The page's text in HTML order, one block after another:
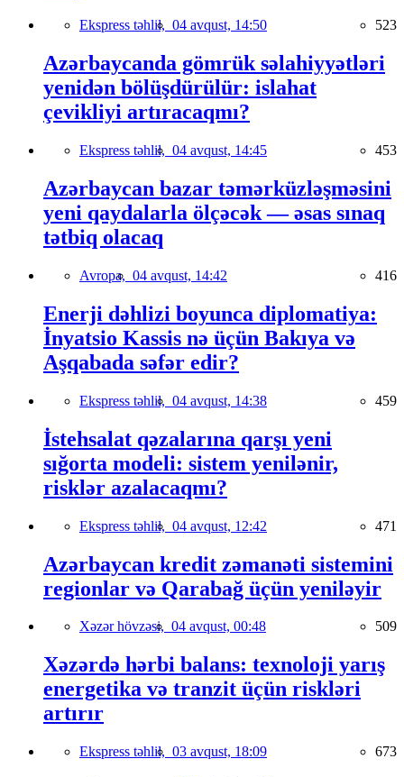
Ekspress təhlil, 04 avqust, 14:50 523
Azərbaycanda gömrük səlahiyyətləri
yenidən bölüşdürülür: islahat
çevikliyi artıracaqmı?
Ekspress təhlil, 04 avqust, 14:45 453
Azərbaycan bazar təmərküzləşməsini
yeni qaydalarla ölçəcək — əsas sınaq
tətbiq olacaq
Avropa, 04 avqust, 14:42 416
Enerji dəhlizi boyunca diplomatiya:
İnyatsio Kassis nə üçün Bakıya və
Aşqabada səfər edir?
Ekspress təhlil, 04 avqust, 14:38 459
İstehsalat qəzalarına qarşı yeni
sığorta modeli: sistem yenilənir,
risklər azalacaqmı?
Ekspress təhlil, 04 avqust, 12:42 471
Azərbaycan kredit zəmanəti sistemini
regionlar və Qarabağ üçün yeniləyir
Xəzər hövzəsi, 04 avqust, 00:48 509
Xəzərdə hərbi balans: texnoloji yarış
energetika və tranzit üçün riskləri
artırır
Ekspress təhlil, 03 avqust, 18:09 673